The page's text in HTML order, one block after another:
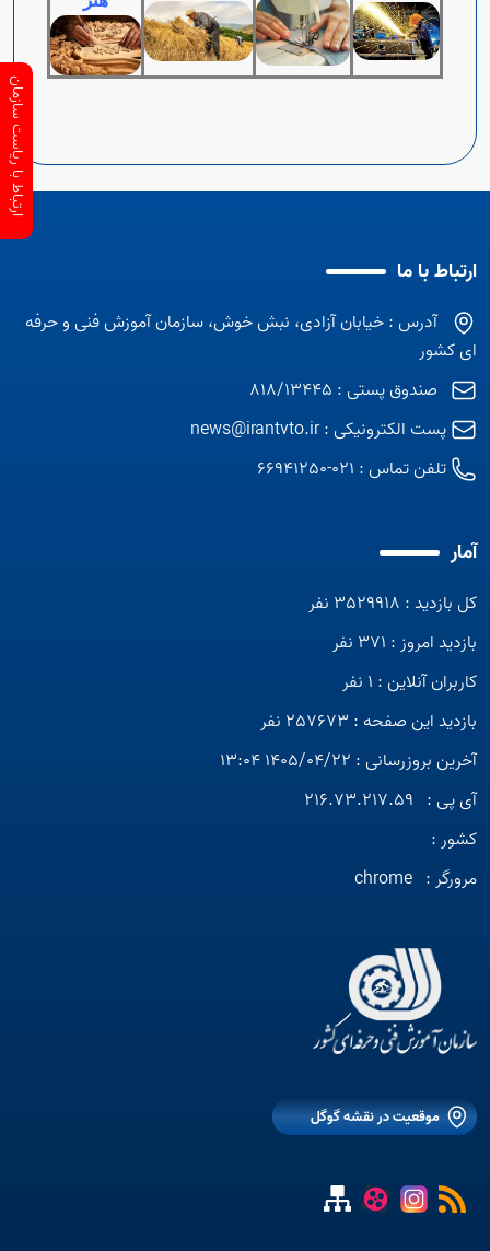
ارتباط با ما
آدرس : خیابان آزادی، نبش خوش، سازمان آموزش فنی و حرفه
ای کشور
صندوق پستی : 818/13445
پست الکترونیکی :news@irantvto.ir
تلفن تماس : 021-66941250
آمار
کل بازدید : 3529918 نفر
بازدید امروز : 371 نفر
کاربران آنلاین : 1 نفر
بازدید این صفحه : 257673 نفر
آخرین بروزرسانی : 1405/04/22 13:04
آی پی : 216.73.217.59
کشور :
مرورگر : chrome
موقعیت در نقشه گوگل
ارتباط با ریاست سازمان